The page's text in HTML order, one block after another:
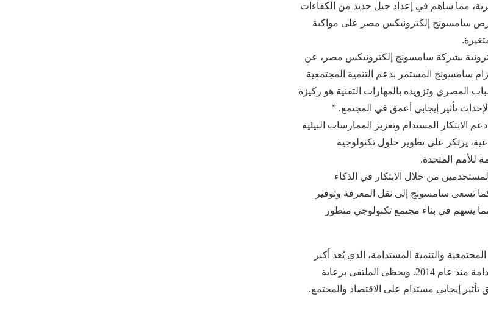
المصرية، مما ساهم في إعداد جيل جديد من الكفاءات
حرص سامسونج إلكترونيكس مصر على مواكبة
بشركة سامسونج إلكترونيكس مصر، عن
سامسونج المستمر بدعم التنمية المجتمعية
المصري وتزويده بالمهارات التقنية هو ركيزة
تأثير إيجابي أعمق في المجتمع. ”
المستدام وتعزيز الممارسات البيئية
يرتكز على تطوير حلول تكنولوجية
للأمم المتحدة.
من خلال الابتكار في الذكاء
تسعى سامسونج إلى نقل المعرفة وتوفير
مما يسهم في بناء مجتمع تكنولوجي متطور
والتنمية المستدامة، الذي يُعد أكبر
منصة تجمع قادة الأعمال وصنّاع القرار والخبراء في مجال التنمية المستدامة منذ عام 2014. ويحظى الملتقى برعاية
إيجابي مستدام على الاقتصاد والمجتمع.